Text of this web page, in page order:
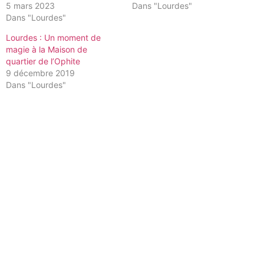
5 mars 2023
Dans "Lourdes"
Dans "Lourdes"
Lourdes : Un moment de
magie à la Maison de
quartier de l’Ophite
9 décembre 2019
Dans "Lourdes"